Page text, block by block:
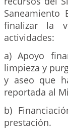
finalizar la
actividades:
a) Apoyo
limpieza y
y aseo que
reportada al
b)
prestación.